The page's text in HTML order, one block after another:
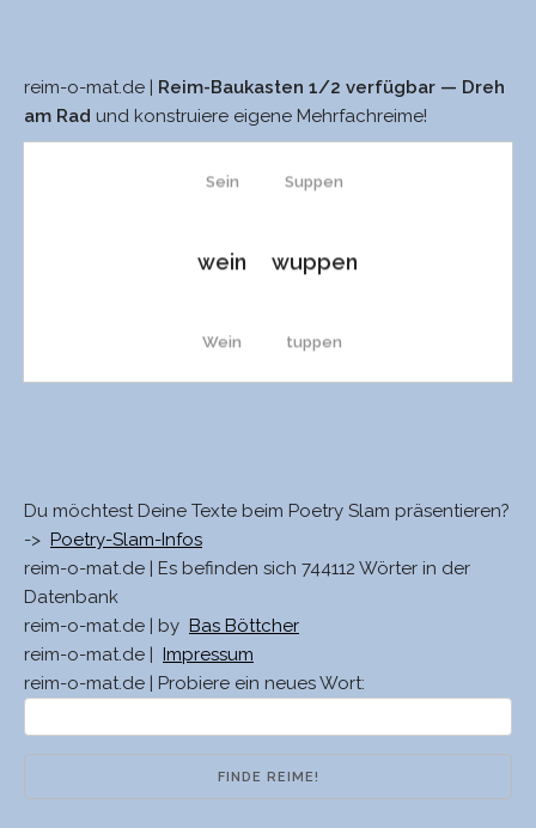
reim-o-mat.de |
Reim-Baukasten 1/2 verfügbar — Dreh
am Rad und konstruiere eigene Mehrfachreime!
Sein
wein
Wein
Schwein
Stein
Schrein
Suppen
wuppen
tuppen
schuppen
Schuppen
schruppen
Du möchtest Deine Texte beim Poetry Slam präsentieren?
-> Poetry-Slam-Infos
reim-o-mat.de | Es befinden sich 744112 Wörter in der
Datenbank
reim-o-mat.de | by Bas Böttcher
reim-o-mat.de |
Impressum
reim-o-mat.de | Probiere ein neues Wort: